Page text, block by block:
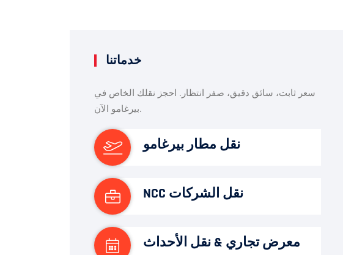
خدماتنا
سعر ثابت، سائق دقيق، صفر انتظار. احجز نقلك الخاص في
بيرغامو الآن.
نقل مطار بيرغامو
نقل الشركات NCC
معرض تجاري & نقل الأحداث